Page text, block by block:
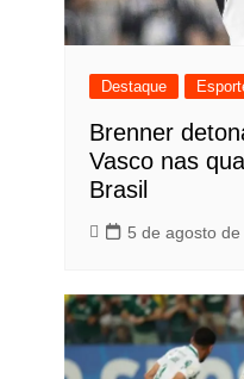
Destaque
Brenner
Vasco nas
Brasil
5 de agosto de